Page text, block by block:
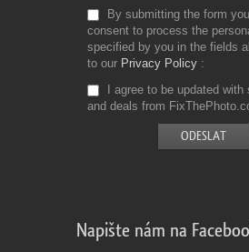
By submitting the form
consent to process the
specified by you in the fields
to our Privacy Policy
I agree to be updated with
and deals from
Napište nám na